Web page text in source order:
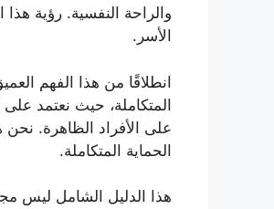
والراحة النفسية. رؤية
الأسر.
انطلاقًا من هذا الفهم
المتكاملة، حيث نعتمد
الحماية المتكاملة.
هذا الدليل الشامل ليس